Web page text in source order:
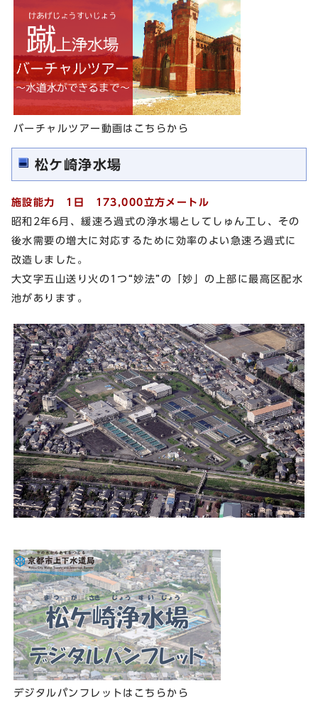
バーチャルツアー動画はこちらから
松ケ崎浄水場
施設能力 1日 173,000立方メートル
昭和2年6月、緩速ろ過式の浄水場としてしゅん工し、その
後水需要の増大に対応するために効率のよい急速ろ過式に
改造しました。
大文字五山送り火の1つ“妙法”の「妙」の上部に最高区配水
池があります。
デジタルパンフレットはこちらから